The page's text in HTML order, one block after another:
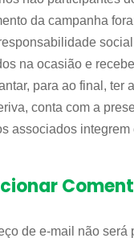
da campanha
na ocasião e
para ao final, ter
conta com a
associados integrem
de e-mail não